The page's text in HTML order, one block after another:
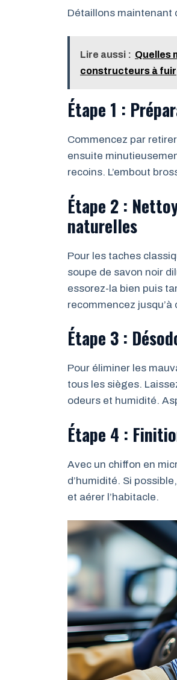
Détaillons maintenant
Lire aussi : Quelles
constructeurs à fuir
Étape 1 :
Commencez par
ensuite
recoins. L’embout
Étape 2 :
naturelles
Pour les taches
soupe de savon noir
essorez-la bien puis
recommencez
Étape 3 :
Pour éliminer les
tous les sièges.
odeurs et humidité.
Étape 4 :
Avec un chiffon en
d’humidité. Si
et aérer l’habitacle.